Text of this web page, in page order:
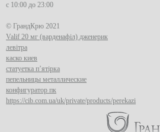
с 10:00 до 23:00
© ГрандКрю 2021
Valif 20 мг (варденафіл) дженерик
левітра
каско киев
статуетка п’ятірка
пепельницы металлические
конфигуратор пк
https://cib.com.ua/uk/private/products/perekazi